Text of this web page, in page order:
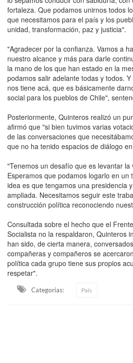
fortaleza. Que podamos unirnos todos
que necesitamos para el país y los
unidad, transformación, paz y justicia".
"Agradecer por la confianza. Vamos a
nuestro alcance y más para darle
la mano de los que han estado en la
podamos salir adelante todas y todos.
nos tiene acá, que es básicamente
social para los pueblos de Chile",
Posteriormente, Quinteros realizó un
afirmó que "si bien tuvimos varias
de las conversaciones que
que no ha tenido espacios de diálogo
"Tenemos un desafío que es levantar la
Esperamos que podamos logarlo en un
idea es que tengamos una presidencia
ampliada. Necesitamos seguir este
construcción política reconociendo
Consultada sobre el hecho que el
Socialista no la respaldaron, Quinteros
han sido, de cierta manera,
compañeras y compañeros se
política cada grupo tiene sus propios
respetar".
Categorias: País